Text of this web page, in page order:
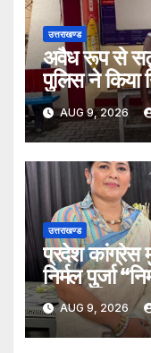
उत्तराखण्ड
अवैध रूप से
पुलिस ने किया
AUG 9, 2026
उत्तराखण्ड
प्रदेश कांग्रेस
निर्मल पुर्जा
श्रद्धांजलि
AUG 9, 2026